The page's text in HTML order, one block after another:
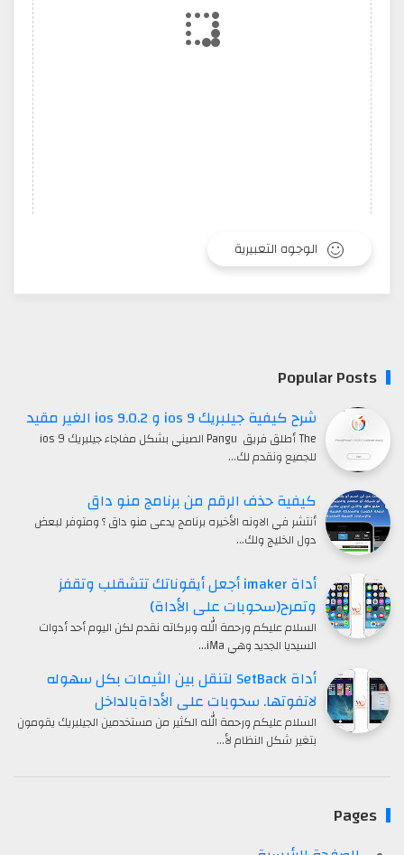
الوجوه التعبيرية
Popular Posts
شرح كيفية جيلبريك ios 9 و ios 9.0.2 الغير مقيد
The أطلق فريق Pangu الصيني بشكل مفاجاء جيلبريك ios 9
للجميع ونقدم لك…
كيفية حذف الرقم من برنامج منو داق
أنتشر في الاونه الأخيره برنامج يدعى منو داق ؟ ومتوفر لبعض
دول الخليج ولك…
أداة imaker أجعل أيقوناتك تتشقلب وتقفز
وتمرح(سحوبات على الأداة)
السلام عليكم ورحمة الله وبركاته نقدم لكن اليوم أحد أدوات
السيديا الجديد وهي iMa…
أداة SetBack لتنقل بين الثيمات بكل سهوله
لاتفوتها. سحوبات على الأداةبالداخل
السلام عليكم ورحمة الله الكثير من مستخدمين الجيلبريك يقومون
بتغير شكل النظام لأ…
Pages